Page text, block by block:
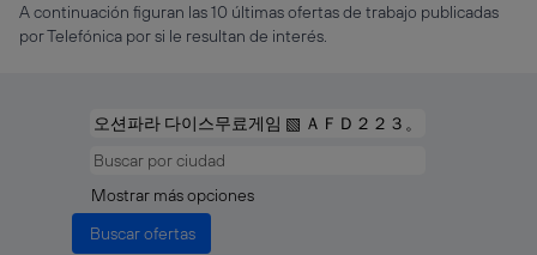
A continuación figuran las 10 últimas ofertas de trabajo publicadas
por Telefónica por si le resultan de interés.
Mostrar más opciones